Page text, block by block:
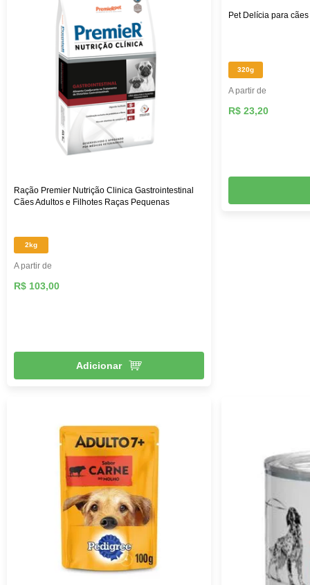
Ração Premier Nutrição Clinica Gastrointestinal
Cães Adultos e Filhotes Raças Pequenas
2kg
A partir de
R$ 103,00
Adicionar
Pet Delícia para
320g
A partir de
R$ 23,20